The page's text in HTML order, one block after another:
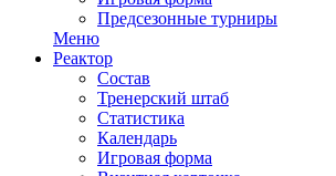
Предсезонные турниры
Меню
Реактор
Состав
Тренерский штаб
Статистика
Календарь
Игровая форма